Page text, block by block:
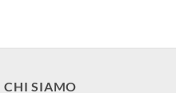
CHI SIAMO